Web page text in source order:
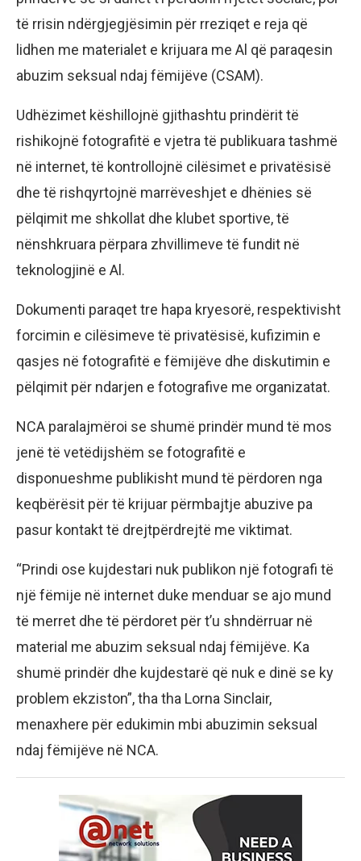
të rrisin ndërgjegjësimin për rreziqet e reja që
lidhen me materialet e krijuara me Al që paraqesin
abuzim seksual ndaj fëmijëve (CSAM).
Udhëzimet këshillojnë gjithashtu prindërit të
rishikojnë fotografitë e vjetra të publikuara tashmë
në internet, të kontrollojnë cilësimet e privatësisë
dhe të rishqyrtojnë marrëveshjet e dhënies së
pëlqimit me shkollat dhe klubet sportive, të
nënshkruara përpara zhvillimeve të fundit në
teknologjinë e Al.
Dokumenti paraqet tre hapa kryesorë, respektivisht
forcimin e cilësimeve të privatësisë, kufizimin e
qasjes në fotografitë e fëmijëve dhe diskutimin e
pëlqimit për ndarjen e fotografive me organizatat.
NCA paralajmëroi se shumë prindër mund të mos
jenë të vetëdijshëm se fotografitë e
disponueshme publikisht mund të përdoren nga
keqbërësit për të krijuar përmbajtje abuzive pa
pasur kontakt të drejtpërdrejtë me viktimat.
“Prindi ose kujdestari nuk publikon një fotografi të
një fëmije në internet duke menduar se ajo mund
të merret dhe të përdoret për t’u shndërruar në
material me abuzim seksual ndaj fëmijëve. Ka
shumë prindër dhe kujdestarë që nuk e dinë se ky
problem ekziston”, tha tha Lorna Sinclair,
menaxhere për edukimin mbi abuzimin seksual
ndaj fëmijëve në NCA.